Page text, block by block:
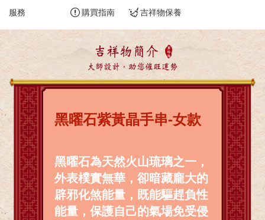
服務 購買指南 吉祥物保養
吉祥物簡介
大師設計，助您催旺運勢
黑曜石紫黃晶手串-女款
黑曜石為天然火山琉璃之一，
外表樸實無華，卻暗藏龐大的
辟邪化煞能量，既能驅趕負性
能量，保護自己的氣場免受侵